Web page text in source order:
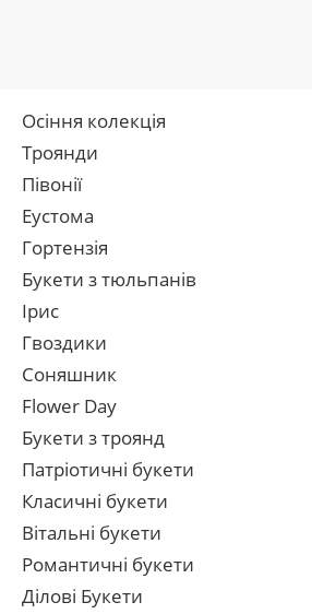
Осіння колекція
Троянди
Півонії
Еустома
Гортензія
Букети з тюльпанів
Ірис
Гвоздики
Соняшник
Flower Day
Букети з троянд
Патріотичні букети
Класичні букети
Вітальні букети
Романтичні букети
Ділові Букети